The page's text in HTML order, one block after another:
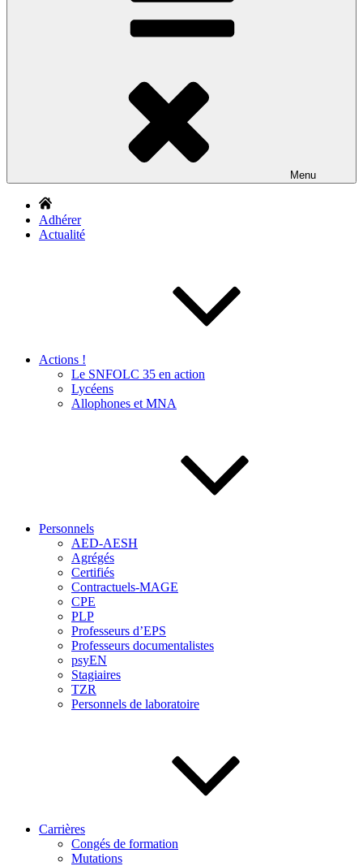
Menu
Adhérer
Actualité
Actions !
Le SNFOLC 35 en action
Lycéens
Allophones et MNA
Personnels
AED-AESH
Agrégés
Certifiés
Contractuels-MAGE
CPE
PLP
Professeurs d’EPS
Professeurs documentalistes
psyEN
Stagiaires
TZR
Personnels de laboratoire
Carrières
Congés de formation
Mutations